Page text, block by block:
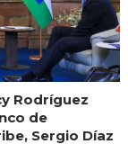
Rodríguez
de
Sergio Díaz